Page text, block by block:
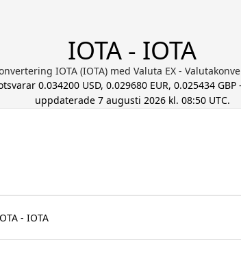
IOTA - IOTA
IOTA (IOTA) med Valuta EX -
0.034200 USD, 0.029680 EUR, 0.025434 GBP
uppdaterade 7 augusti 2026 kl. 08:50 UTC.
- IOTA